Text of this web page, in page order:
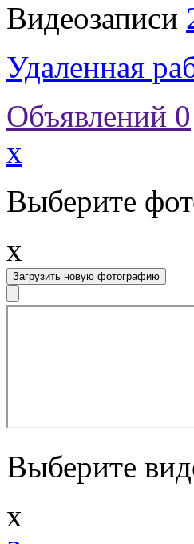
Видеозаписи
Удаленная
Объявлений 0
x
Выберите
x
Загрузить новую фотографию
Выберите
x